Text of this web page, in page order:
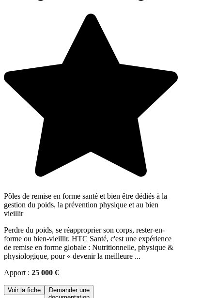
Pôles de remise en forme santé et bien être dédiés à la
gestion du poids, la prévention physique et au bien
vieillir
Perdre du poids, se réapproprier son corps, rester-en-
forme ou bien-vieillir. HTC Santé, c'est une expérience
de remise en forme globale : Nutritionnelle, physique &
physiologique, pour « devenir la meilleure ...
Apport : 25 000 €
Voir la fiche
Demander une